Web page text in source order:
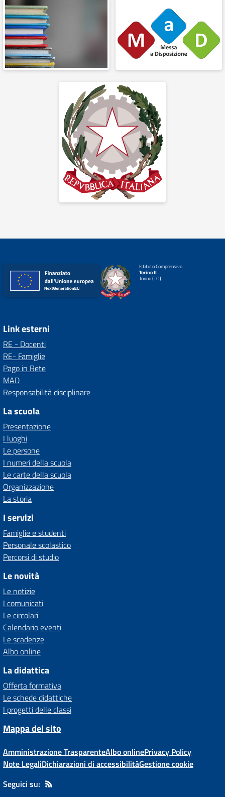
Istituto Comprensivo
Torino II
Torino (TO)
Link esterni
RE - Docenti
RE- Famiglie
Pago in Rete
MAD
Responsabilità disciplinare
La scuola
Presentazione
I luoghi
Le persone
I numeri della scuola
Le carte della scuola
Organizzazione
La storia
I servizi
Famiglie e studenti
Personale scolastico
Percorsi di studio
Le novità
Le notizie
I comunicati
Le circolari
Calendario eventi
Le scadenze
Albo online
La didattica
Offerta formativa
Le schede didattiche
I progetti delle classi
Mappa del sito
Amministrazione TrasparenteAlbo onlinePrivacy Policy
Note LegaliDichiarazioni di accessibilitàGestione cookie
Seguici su: